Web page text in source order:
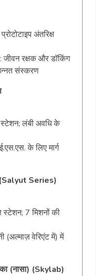
अंतरिक्ष
रक्षक और डॉकिंग
संस्करण
स्टेशन; लंबी अवधि के
के लिए मार्ग
(Salyut Series)
स्टेशन; 7 मिशनों की
(अल्माज़ वेरिएंट में) में
(नासा) (Skylab)